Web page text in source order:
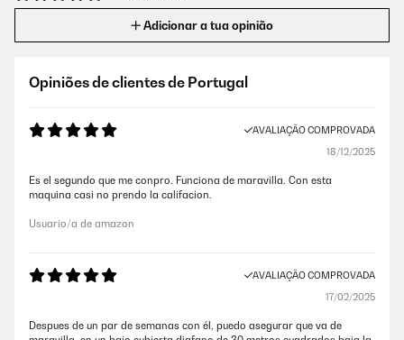
Adicionar a tua opinião
Opiniões de clientes de Portugal
AVALIAÇÃO COMPROVADA
18/12/2025
Es el segundo que me conpro. Funciona de maravilla. Con esta
maquina casi no prendo la califacion.
Usuario/a de amazon
AVALIAÇÃO COMPROVADA
17/02/2025
Despues de un par de semanas con él, puedo asegurar que va de